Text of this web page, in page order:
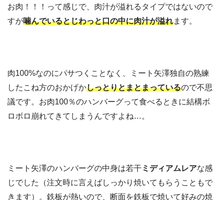
お肉！！！って感じで、肉汁が溢れるタイプではないので
すが噛んでいるとじわっと口の中に肉汁が溢れます。
肉100%なのにパサつくことなく、ミート矢澤独自の熟練
したこね方のおかげかしっとりとまとまっているので不思
議です。お肉100％のハンバーグって食べるときに結構ボ
ロボロ崩れてきてしまうんですよね…。
ミート矢澤のハンバーグの中身は若干ミディアムレアな感
じでした（注文時に言えばしっかり焼いてもらうこともで
きます）。鉄板が熱いので、断面を鉄板で焼いて好みの焼